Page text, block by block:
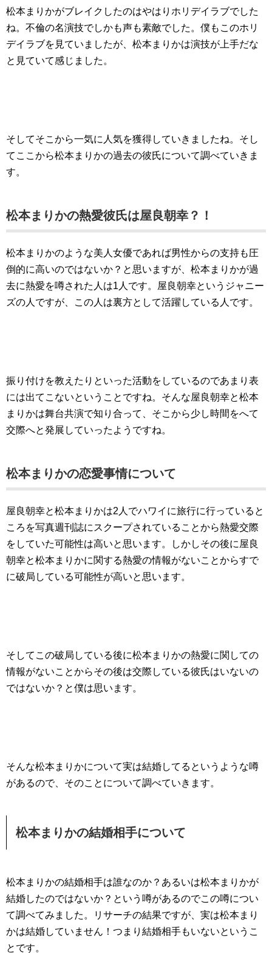
松本まりかがブレイクしたのはやはりホリデイラブでした
ね。不倫の名演技でしかも声も素敵でした。僕もこのホリ
デイラブを見ていましたが、松本まりかは演技が上手だな
と見ていて感じました。
そしてそこから一気に人気を獲得していきましたね。そし
てここから松本まりかの過去の彼氏について調べていきま
す。
松本まりかの熱愛彼氏は屋良朝幸？！
松本まりかのような美人女優であれば男性からの支持も圧
倒的に高いのではないか？と思いますが、松本まりかが過
去に熱愛を噂された人は1人です。屋良朝幸というジャニー
ズの人ですが、この人は裏方として活躍している人です。
振り付けを教えたりといった活動をしているのであまり表
には出てこないということですね。そんな屋良朝幸と松本
まりかは舞台共演で知り合って、そこから少し時間をへて
交際へと発展していったようですね。
松本まりかの恋愛事情について
屋良朝幸と松本まりかは2人でハワイに旅行に行っていると
ころを写真週刊誌にスクープされていることから熱愛交際
をしていた可能性は高いと思います。しかしその後に屋良
朝幸と松本まりかに関する熱愛の情報がないことからすで
に破局している可能性が高いと思います。
そしてこの破局している後に松本まりかの熱愛に関しての
情報がないことからその後は交際している彼氏はいないの
ではないか？と僕は思います。
そんな松本まりかについて実は結婚してるというような噂
があるので、そのことについて調べていきます。
松本まりかの結婚相手について
松本まりかの結婚相手は誰なのか？あるいは松本まりかが
結婚したのではないか？という噂があるのでこの噂につい
て調べてみました。リサーチの結果ですが、実は松本まり
かは結婚していません！つまり結婚相手もいないというこ
とです。